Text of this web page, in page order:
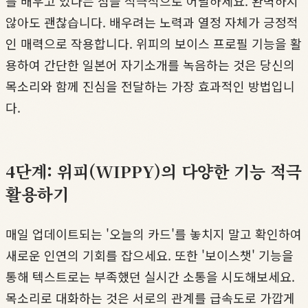
않아도 괜찮습니다. 배우려는 노력과 열정 자체가 긍정적
인 매력으로 작용합니다. 위피의 보이스 프로필 기능을 활
용하여 간단한 일본어 자기소개를 녹음하는 것은 당신의
목소리와 함께 진심을 전달하는 가장 효과적인 방법입니
다.
4단계: 위피(WIPPY)의 다양한 기능 적극
활용하기
매일 업데이트되는 '오늘의 카드'를 놓치지 말고 확인하여
새로운 인연의 기회를 잡으세요. 또한 '보이스챗' 기능을
통해 텍스트로는 부족했던 실시간 소통을 시도해보세요.
목소리로 대화하는 것은 서로의 관계를 급속도로 가깝게